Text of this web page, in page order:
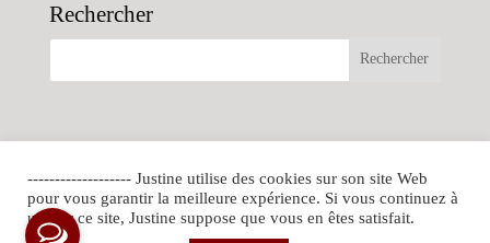
Rechercher
photos Justine Darmon ©2010-2020 |Conçu par
------------------- Justine utilise des cookies sur son site Web
pour vous garantir la meilleure expérience. Si vous continuez à
utiliser ce site, Justine suppose que vous en êtes satisfait.